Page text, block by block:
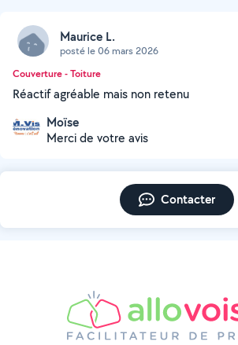
Maurice L.
posté le 06 mars 2026
Couverture - Toiture
Réactif agréable mais non retenu
Moïse
Merci de votre avis
Contacter